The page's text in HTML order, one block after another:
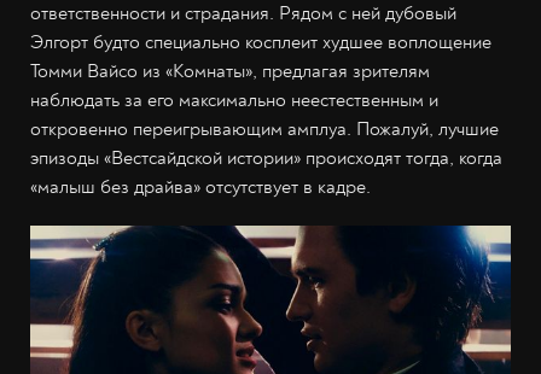
ответственности и страдания. Рядом с ней дубовый
Элгорт будто специально косплеит худшее воплощение
Томми Вайсо из «Комнаты», предлагая зрителям
наблюдать за его максимально неестественным и
откровенно переигрывающим амплуа. Пожалуй, лучшие
эпизоды «Вестсайдской истории» происходят тогда, когда
«малыш без драйва» отсутствует в кадре.